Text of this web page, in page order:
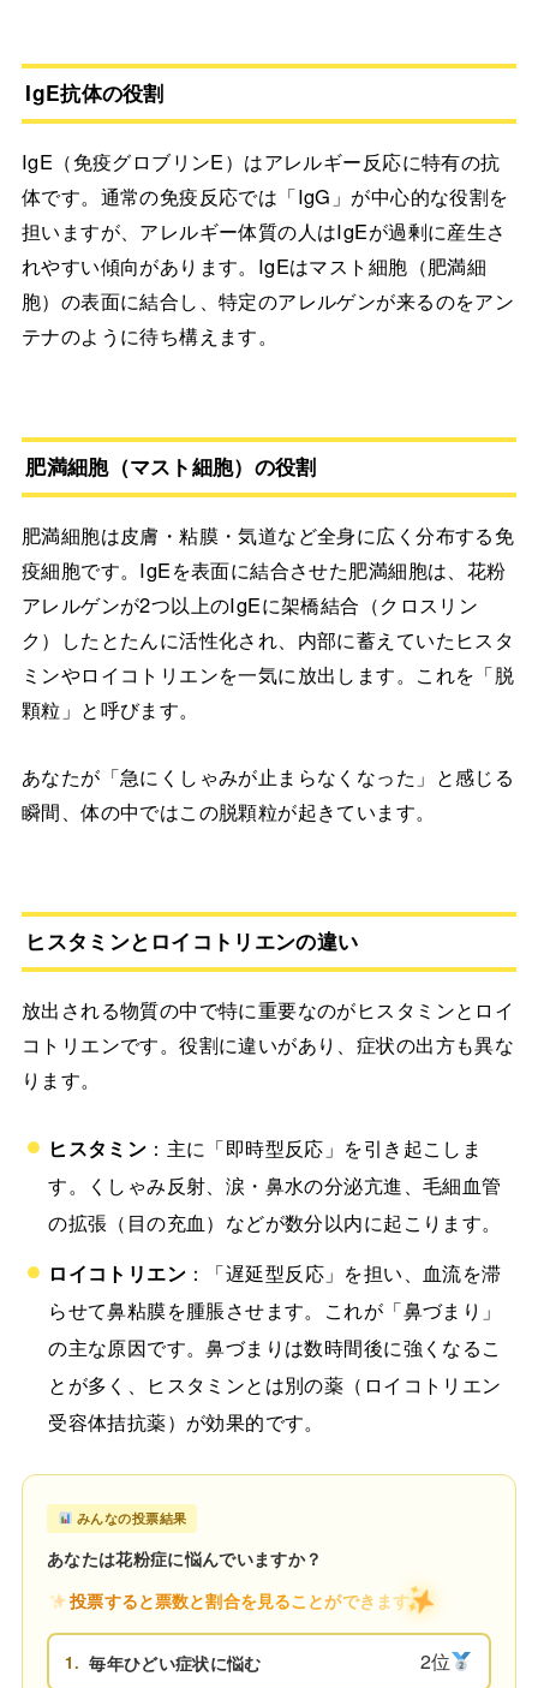
IgE抗体の役割
IgE（免疫グロブリンE）はアレルギー反応に特有の抗
体です。通常の免疫反応では「IgG」が中心的な役割を
担いますが、アレルギー体質の人はIgEが過剰に産生さ
れやすい傾向があります。IgEはマスト細胞（肥満細
胞）の表面に結合し、特定のアレルゲンが来るのをアン
テナのように待ち構えます。
肥満細胞（マスト細胞）の役割
肥満細胞は皮膚・粘膜・気道など全身に広く分布する免
疫細胞です。IgEを表面に結合させた肥満細胞は、花粉
アレルゲンが2つ以上のIgEに架橋結合（クロスリン
ク）したとたんに活性化され、内部に蓄えていたヒスタ
ミンやロイコトリエンを一気に放出します。これを「脱
顆粒」と呼びます。
あなたが「急にくしゃみが止まらなくなった」と感じる
瞬間、体の中ではこの脱顆粒が起きています。
ヒスタミンとロイコトリエンの違い
放出される物質の中で特に重要なのがヒスタミンとロイ
コトリエンです。役割に違いがあり、症状の出方も異な
ります。
ヒスタミン ：主に「即時型反応」を引き起こしま
す。くしゃみ反射、涙・鼻水の分泌亢進、毛細血管
の拡張（目の充血）などが数分以内に起こります。
ロイコトリエン ：「遅延型反応」を担い、血流を滞
らせて鼻粘膜を腫脹させます。これが「鼻づまり」
の主な原因です。鼻づまりは数時間後に強くなるこ
とが多く、ヒスタミンとは別の薬（ロイコトリエン
受容体拮抗薬）が効果的です。
みんなの投票結果
あなたは花粉症に悩んでいますか？
投票すると票数と割合を見ることができます
1. 毎年ひどい症状に悩む 2位